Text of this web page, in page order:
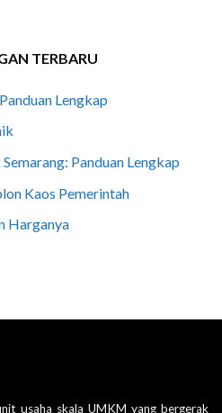
TERBARU
Lengkap
Panduan Lengkap
Kaos Pemerintah
Harganya
usaha skala UMKM yang bergerak